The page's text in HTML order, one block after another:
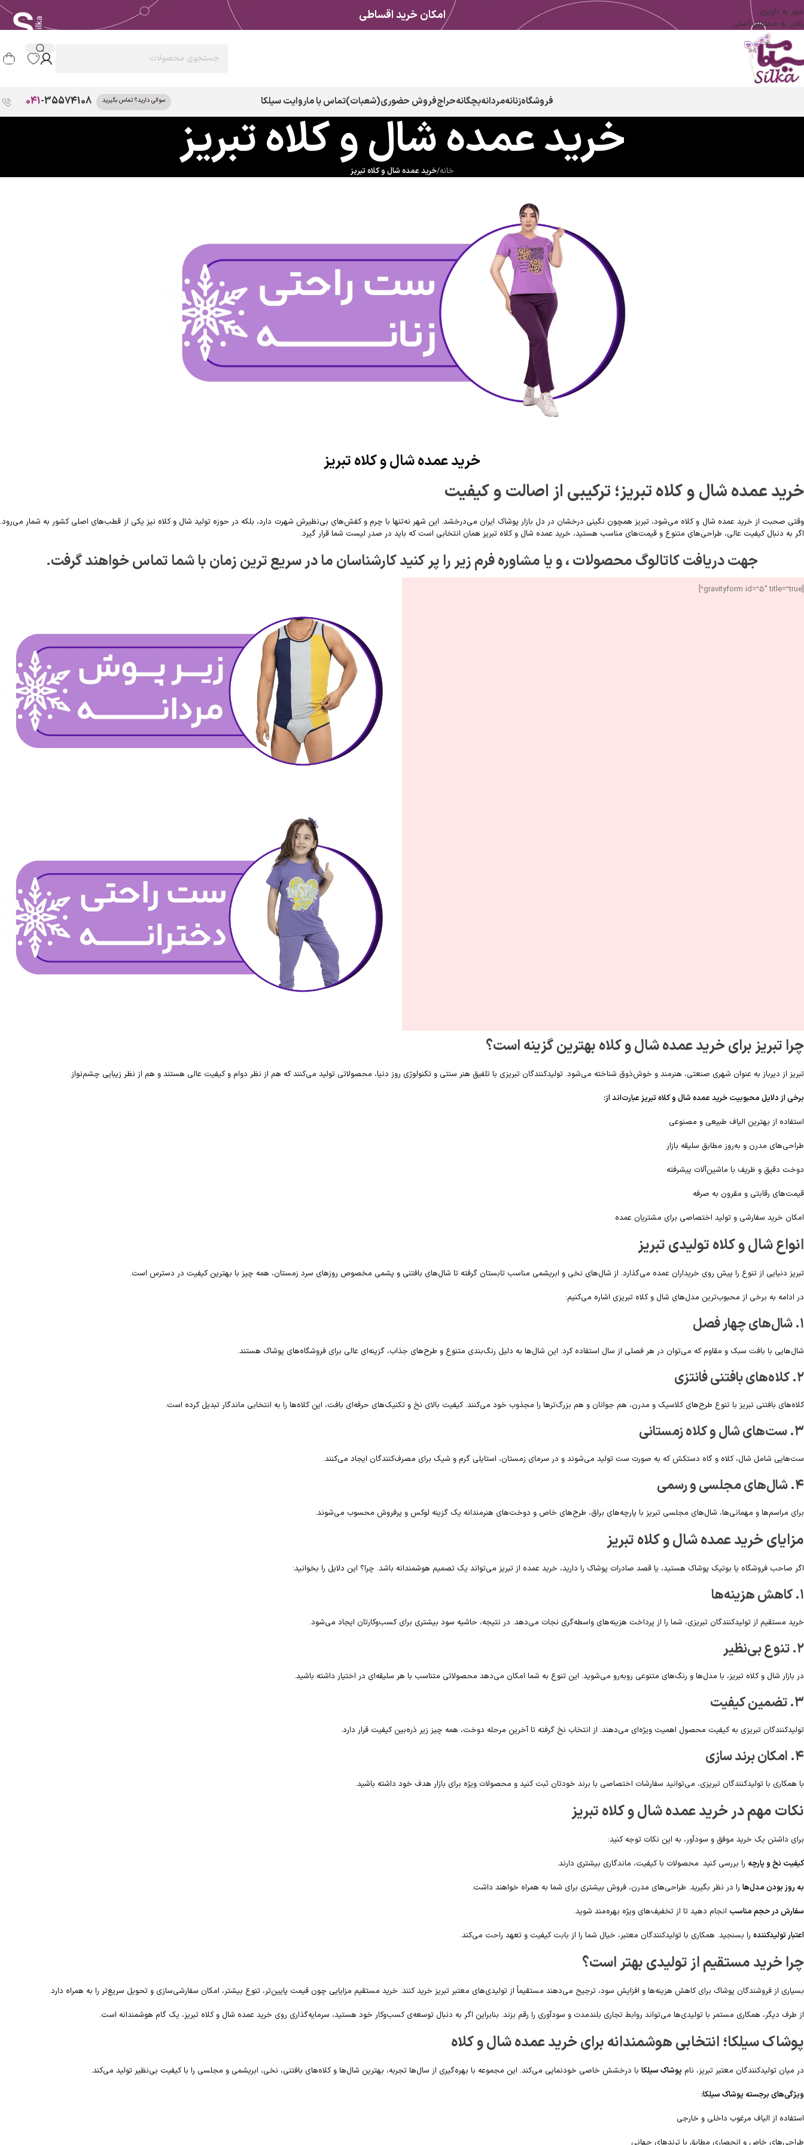
عبور به ناوبری
رفتن به محتوای اصلی
امکان خرید اقساطی
فروشگاهزنانهمردانهبچگانهحراجفروش حضوری(شعبات)تماس با ماروایت سیلکا سوالی دارید؟ تماس بگیرید 041-35574108
خرید عمده شال و کلاه تبریز
خانه/خرید عمده شال و کلاه تبریز
خرید عمده شال و کلاه تبریز
خرید عمده شال و کلاه تبریز؛ ترکیبی از اصالت و کیفیت
وقتی صحبت از خرید عمده شال و کلاه می‌شود، تبریز همچون نگینی درخشان در دل بازار پوشاک ایران می‌درخشد. این شهر نه‌تنها با چرم و کفش‌های بی‌نظیرش شهرت دارد، بلکه در حوزه تولید شال و کلاه نیز یکی از قطب‌های اصلی کشور به شمار می‌رود.
اگر به دنبال کیفیت عالی، طراحی‌های متنوع و قیمت‌های مناسب هستید، خرید عمده شال و کلاه تبریز همان انتخابی است که باید در صدر لیست شما قرار گیرد.
جهت دریافت کاتالوگ محصولات ، و یا مشاوره فرم زیر را پر کنید کارشناسان ما در سریع ترین زمان با شما تماس خواهند گرفت.
[gravityform id=”5″ title=”true”]
چرا تبریز برای خرید عمده شال و کلاه بهترین گزینه است؟
تبریز از دیرباز به عنوان شهری صنعتی، هنرمند و خوش‌ذوق شناخته می‌شود. تولیدکنندگان تبریزی با تلفیق هنر سنتی و تکنولوژی روز دنیا، محصولاتی تولید می‌کنند که هم از نظر دوام و کیفیت عالی هستند و هم از نظر زیبایی چشم‌نواز.
برخی از دلایل محبوبیت خرید عمده شال و کلاه تبریز عبارت‌اند از:
استفاده از بهترین الیاف طبیعی و مصنوعی
طراحی‌های مدرن و به‌روز مطابق سلیقه بازار
دوخت دقیق و ظریف با ماشین‌آلات پیشرفته
قیمت‌های رقابتی و مقرون به صرفه
امکان خرید سفارشی و تولید اختصاصی برای مشتریان عمده
انواع شال و کلاه تولیدی تبریز
تبریز دنیایی از تنوع را پیش روی خریداران عمده می‌گذارد. از شال‌های نخی و ابریشمی مناسب تابستان گرفته تا شال‌های بافتنی و پشمی مخصوص روزهای سرد زمستان، همه چیز با بهترین کیفیت در دسترس است.
در ادامه به برخی از محبوب‌ترین مدل‌های شال و کلاه تبریزی اشاره می‌کنیم:
۱. شال‌های چهار فصل
شال‌هایی با بافت سبک و مقاوم که می‌توان در هر فصلی از سال استفاده کرد. این شال‌ها به دلیل رنگ‌بندی متنوع و طرح‌های جذاب، گزینه‌ای عالی برای فروشگاه‌های پوشاک هستند.
۲. کلاه‌های بافتنی فانتزی
کلاه‌های بافتنی تبریز با تنوع طرح‌های کلاسیک و مدرن، هم جوانان و هم بزرگ‌ترها را مجذوب خود می‌کنند. کیفیت بالای نخ و تکنیک‌های حرفه‌ای بافت، این کلاه‌ها را به انتخابی ماندگار تبدیل کرده است.
۳. ست‌های شال و کلاه زمستانی
ست‌هایی شامل شال، کلاه و گاه دستکش که به صورت ست تولید می‌شوند و در سرمای زمستان، استایلی گرم و شیک برای مصرف‌کنندگان ایجاد می‌کنند.
۴. شال‌های مجلسی و رسمی
برای مراسم‌ها و مهمانی‌ها، شال‌های مجلسی تبریز با پارچه‌های براق، طرح‌های خاص و دوخت‌های هنرمندانه یک گزینه لوکس و پرفروش محسوب می‌شوند.
مزایای خرید عمده شال و کلاه تبریز
اگر صاحب فروشگاه یا بوتیک پوشاک هستید، یا قصد صادرات پوشاک را دارید، خرید عمده از تبریز می‌تواند یک تصمیم هوشمندانه باشد. چرا؟ این دلایل را بخوانید:
۱. کاهش هزینه‌ها
خرید مستقیم از تولیدکنندگان تبریزی، شما را از پرداخت هزینه‌های واسطه‌گری نجات می‌دهد. در نتیجه، حاشیه سود بیشتری برای کسب‌وکارتان ایجاد می‌شود.
۲. تنوع بی‌نظیر
در بازار شال و کلاه تبریز، با مدل‌ها و رنگ‌های متنوعی روبه‌رو می‌شوید. این تنوع به شما امکان می‌دهد محصولاتی متناسب با هر سلیقه‌ای در اختیار داشته باشید.
۳. تضمین کیفیت
تولیدکنندگان تبریزی به کیفیت محصول اهمیت ویژه‌ای می‌دهند. از انتخاب نخ گرفته تا آخرین مرحله دوخت، همه چیز زیر ذره‌بین کیفیت قرار دارد.
۴. امکان برند سازی
با همکاری با تولیدکنندگان تبریزی، می‌توانید سفارشات اختصاصی با برند خودتان ثبت کنید و محصولات ویژه برای بازار هدف خود داشته باشید.
نکات مهم در خرید عمده شال و کلاه تبریز
برای داشتن یک خرید موفق و سودآور، به این نکات توجه کنید:
کیفیت نخ و پارچه را بررسی کنید. محصولات با کیفیت، ماندگاری بیشتری دارند.
به روز بودن مدل‌ها را در نظر بگیرید. طراحی‌های مدرن، فروش بیشتری برای شما به همراه خواهند داشت.
سفارش در حجم مناسب انجام دهید تا از تخفیف‌های ویژه بهره‌مند شوید.
اعتبار تولیدکننده را بسنجید. همکاری با تولیدکنندگان معتبر، خیال شما را از بابت کیفیت و تعهد راحت می‌کند.
چرا خرید مستقیم از تولیدی بهتر است؟
بسیاری از فروشندگان پوشاک برای کاهش هزینه‌ها و افزایش سود، ترجیح می‌دهند مستقیماً از تولیدی‌های معتبر تبریز خرید کنند. خرید مستقیم مزایایی چون قیمت پایین‌تر، تنوع بیشتر، امکان سفارشی‌سازی و تحویل سریع‌تر را به همراه دارد.
از طرف دیگر، همکاری مستمر با تولیدی‌ها می‌تواند روابط تجاری بلندمدت و سودآوری را رقم بزند. بنابراین اگر به دنبال توسعه‌ی کسب‌وکار خود هستید، سرمایه‌گذاری روی خرید عمده شال و کلاه تبریز، یک گام هوشمندانه است.
پوشاک سیلکا؛ انتخابی هوشمندانه برای خرید عمده شال و کلاه
در میان تولیدکنندگان معتبر تبریز، نام پوشاک سیلکا با درخشش خاصی خودنمایی می‌کند. این مجموعه با بهره‌گیری از سال‌ها تجربه، بهترین شال‌ها و کلاه‌های بافتنی، نخی، ابریشمی و مجلسی را با کیفیت بی‌نظیر تولید می‌کند.
ویژگی‌های برجسته پوشاک سیلکا:
استفاده از الیاف مرغوب داخلی و خارجی